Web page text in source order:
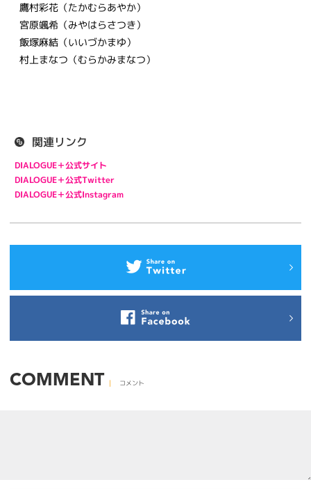
鷹村彩花（たかむらあやか）
宮原颯希（みやはらさつき）
飯塚麻結（いいづかまゆ）
村上まなつ（むらかみまなつ）
関連リンク
DIALOGUE＋公式サイト
DIALOGUE＋公式Twitter
DIALOGUE＋公式Instagram
COMMENT コメント